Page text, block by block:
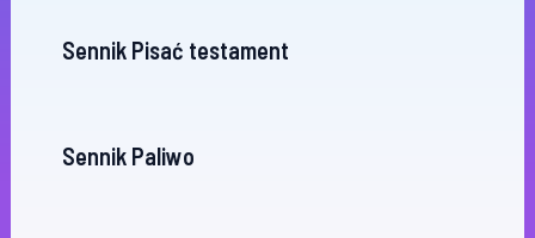
Sennik Pisać testament
Sennik Paliwo